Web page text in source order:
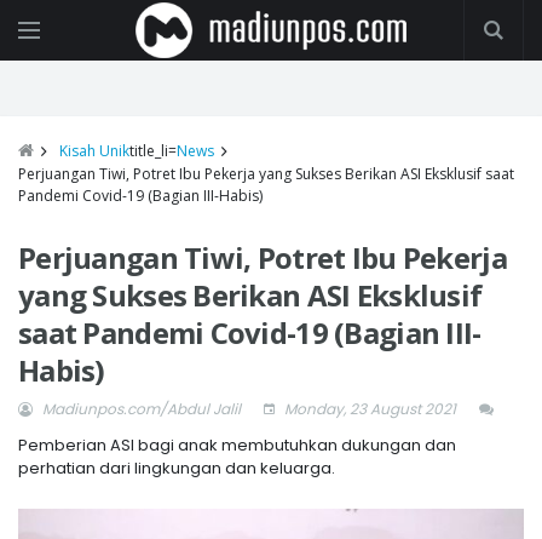
Kisah Uniktitle_li=News
Perjuangan Tiwi, Potret Ibu Pekerja yang Sukses Berikan ASI Eksklusif saat
Pandemi Covid-19 (Bagian III-Habis)
Perjuangan Tiwi, Potret Ibu Pekerja
yang Sukses Berikan ASI Eksklusif
saat Pandemi Covid-19 (Bagian III-
Habis)
Madiunpos.com/Abdul Jalil Monday, 23 August 2021
Pemberian ASI bagi anak membutuhkan dukungan dan
perhatian dari lingkungan dan keluarga.